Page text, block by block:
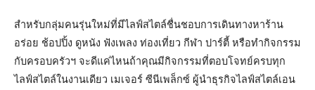
สำหรับกลุ่มคนรุ่นใหม่ที่มีไลฟ์สไตล์ชื่นชอบการเดินทางหาร้าน
อร่อย ช้อปปิ้ง ดูหนัง ฟังเพลง ท่องเที่ยว กีฬา ปาร์ตี้ หรือทำกิจกรรม
กับครอบครัวฯ จะดีแค่ไหนถ้าคุณมีกิจกรรมที่ตอบโจทย์ครบทุก
ไลฟ์สไตล์ในงานเดียว เมเจอร์ ซีนีเพล็กซ์ ผู้นำธุรกิจไลฟ์สไตล์เอน